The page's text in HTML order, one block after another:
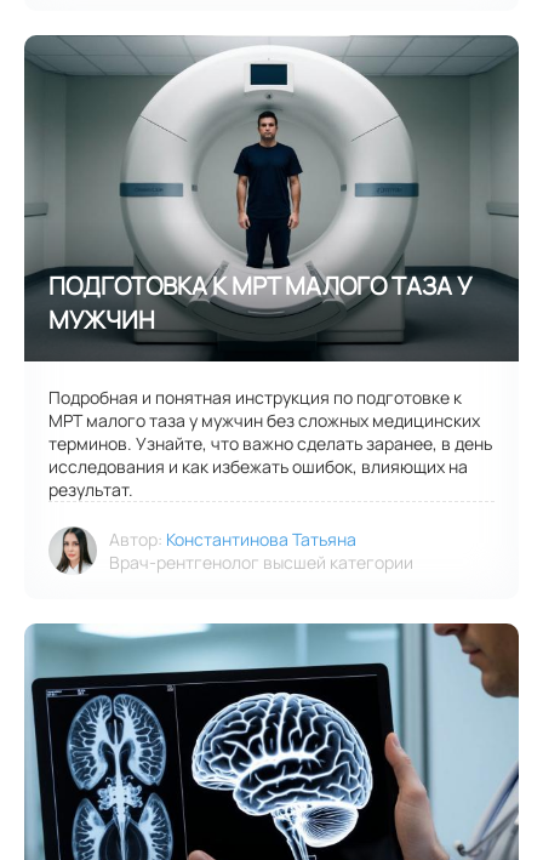
Подробная и понятная инструкция по подготовке к
МРТ малого таза у мужчин без сложных медицинских
терминов. Узнайте, что важно сделать заранее, в день
исследования и как избежать ошибок, влияющих на
результат.
Автор: Константинова Татьяна
Врач-рентгенолог высшей категории